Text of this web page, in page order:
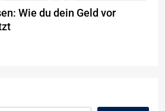
Wie du dein Geld vor